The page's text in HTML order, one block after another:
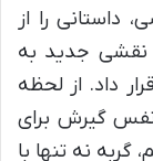
را از
نقشی جدید به
داد. از لحظه
نفس گیرش برای
گربه نه تنها با